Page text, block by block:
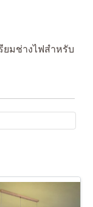
ยมช่างไฟสำหรับ